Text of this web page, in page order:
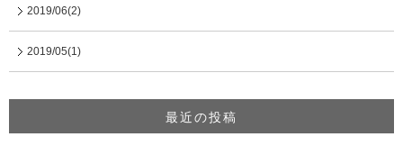
2019/06(2)
2019/05(1)
最近の投稿